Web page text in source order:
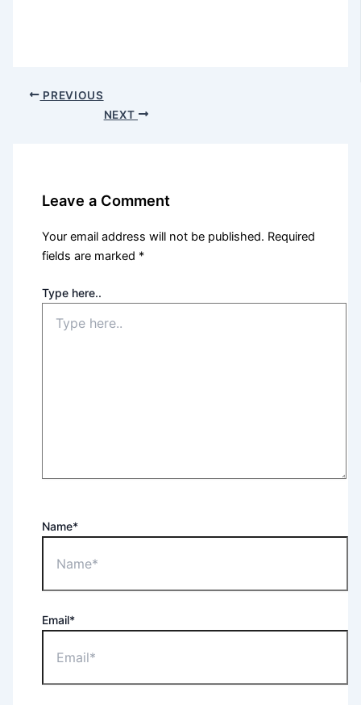
PREVIOUS
NEXT
Leave a Comment
Your email address will not be published. Required
fields are marked *
Type here..
Name*
Email*